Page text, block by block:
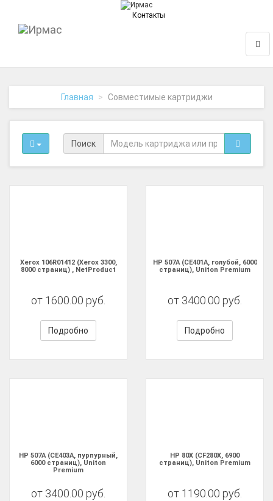
Контакты
Главная Совместимые картриджи
Поиск
Xerox 106R01412 (Xerox 3300,
8000 страниц) , NetProduct
от 1600.00 руб.
Подробно
HP 507A (CE401A, голубой, 6000
страниц), Uniton Premium
от 3400.00 руб.
Подробно
HP 507A (CE403A, пурпурный,
6000 страниц), Uniton
Premium
от 3400.00 руб.
HP 80X (CF280X, 6900
страниц), Uniton Premium
от 1190.00 руб.